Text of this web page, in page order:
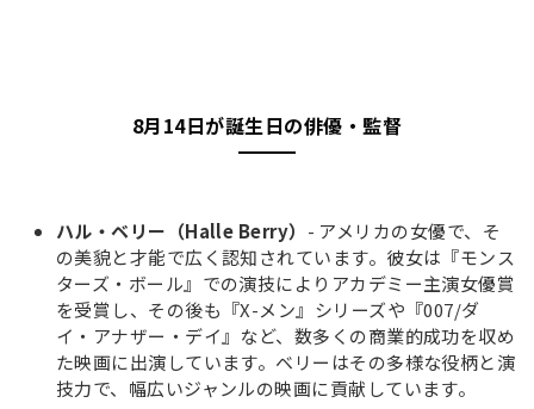
8月14日が誕生日の俳優・監督
ハル・ベリー（Halle Berry） - アメリカの女優で、そ
の美貌と才能で広く認知されています。彼女は『モンス
ターズ・ボール』での演技によりアカデミー主演女優賞
を受賞し、その後も『X-メン』シリーズや『007/ダ
イ・アナザー・デイ』など、数多くの商業的成功を収め
た映画に出演しています。ベリーはその多様な役柄と演
技力で、幅広いジャンルの映画に貢献しています。